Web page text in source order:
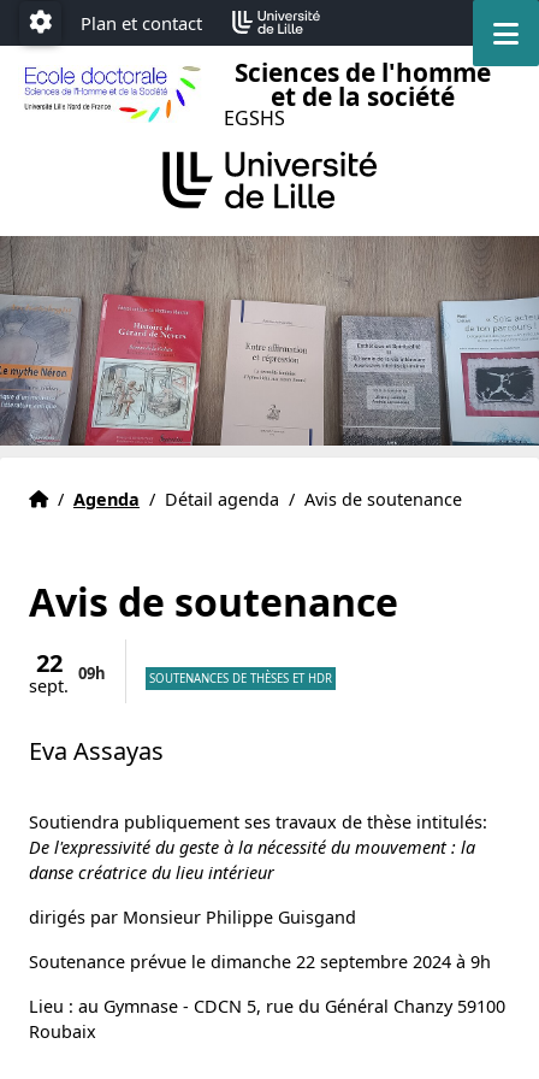
Accéder au menu principal
Accéder au contenu
Paramétrage
Plan et contact
Sciences de l'homme
et de la société
EGSHS
Accueil
Accueil
/ Agenda / Détail agenda / Avis de soutenance
Avis de soutenance
22
sept.
09h SOUTENANCES DE THÈSES ET HDR
Eva Assayas
Soutiendra publiquement ses travaux de thèse intitulés:
De l'expressivité du geste à la nécessité du mouvement : la
danse créatrice du lieu intérieur
dirigés par Monsieur Philippe Guisgand
Soutenance prévue le dimanche 22 septembre 2024 à 9h
Lieu : au Gymnase - CDCN 5, rue du Général Chanzy 59100
Roubaix